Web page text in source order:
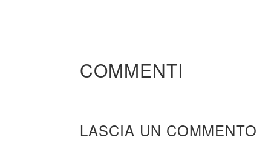
COMMENTI
LASCIA UN COMMENTO